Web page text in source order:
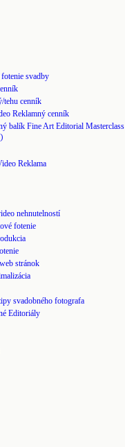
fotenie svadby
tehu cenník
Reklamný cenník
balík Fine Art Editorial Masterclass
Reklama
nehnutelností
fotenie
stránok
svadobného fotografa
Editoriály